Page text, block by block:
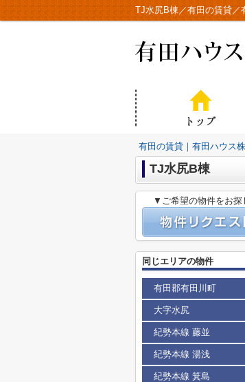
TJ水尻B棟／有田の賃貸／
有田の賃貸｜有田ハウス
TJ水尻B棟
▼ご希望の物件をお探
同じエリアの物件
有田郡有田川町
大字水尻
紀勢本線 藤並
紀勢本線 湯浅
紀勢本線 箕島